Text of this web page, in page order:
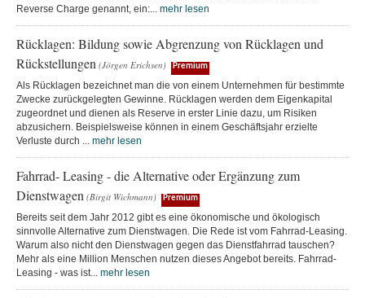
Reverse Charge genannt, ein:... mehr lesen
Rücklagen: Bildung sowie Abgrenzung von Rücklagen und
Rückstellungen (Jörgen Erichsen) Premium
Als Rücklagen bezeichnet man die von einem Unternehmen für bestimmte
Zwecke zurückgelegten Gewinne. Rücklagen werden dem Eigenkapital
zugeordnet und dienen als Reserve in erster Linie dazu, um Risiken
abzusichern. Beispielsweise können in einem Geschäftsjahr erzielte
Verluste durch ... mehr lesen
Fahrrad- Leasing - die Alternative oder Ergänzung zum
Dienstwagen (Birgit Wichmann) Premium
Bereits seit dem Jahr 2012 gibt es eine ökonomische und ökologisch
sinnvolle Alternative zum Dienstwagen. Die Rede ist vom Fahrrad-Leasing.
Warum also nicht den Dienstwagen gegen das Dienstfahrrad tauschen?
Mehr als eine Million Menschen nutzen dieses Angebot bereits. Fahrrad-
Leasing - was ist... mehr lesen